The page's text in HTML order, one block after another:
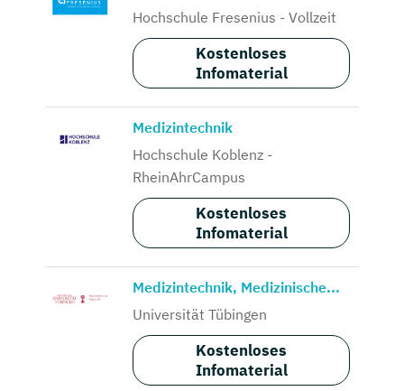
Hochschule Fresenius - Vollzeit
Kostenloses
Infomaterial
Medizintechnik
Hochschule Koblenz -
RheinAhrCampus
Kostenloses
Infomaterial
Medizintechnik, Medizinische...
Universität Tübingen
Kostenloses
Infomaterial